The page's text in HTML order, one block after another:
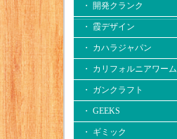
・ 開発クランク
・ 霞デザイン
・ カハラジャパン
・ カリフォルニアワーム
・ ガンクラフト
・ GEEKS
・ ギミック